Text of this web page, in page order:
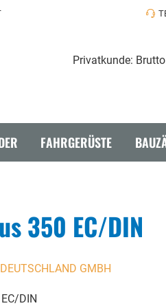
Privatkunde: Brutto
FAHRGERÜSTE
350 EC/DIN
GMBH
DIN